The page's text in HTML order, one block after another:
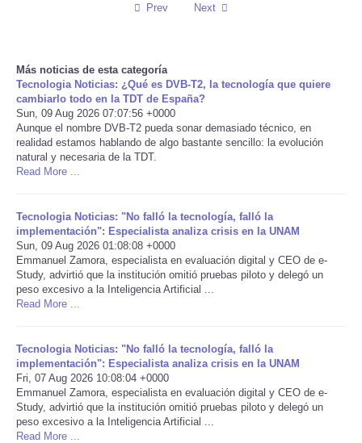
Sports
Technology
Travel
USA
World
NOTICIAS
Portada de Noticias
America Latina
Ciencia
Prev Next
Más noticias de esta categoría
Tecnologia Noticias: ¿Qué es DVB-T2, la tecnología que quiere
cambiarlo todo en la TDT de España?
Sun, 09 Aug 2026 07:07:56 +0000
Aunque el nombre DVB-T2 pueda sonar demasiado técnico, en
realidad estamos hablando de algo bastante sencillo: la evolución
natural y necesaria de la TDT.
Read More ...
Tecnologia Noticias: "No falló la tecnología, falló la
implementación": Especialista analiza crisis en la UNAM
Sun, 09 Aug 2026 01:08:08 +0000
Emmanuel Zamora, especialista en evaluación digital y CEO de e-
Study, advirtió que la institución omitió pruebas piloto y delegó un
peso excesivo a la Inteligencia Artificial ...
Read More ...
Tecnologia Noticias: "No falló la tecnología, falló la
implementación": Especialista analiza crisis en la UNAM
Fri, 07 Aug 2026 10:08:04 +0000
Emmanuel Zamora, especialista en evaluación digital y CEO de e-
Study, advirtió que la institución omitió pruebas piloto y delegó un
peso excesivo a la Inteligencia Artificial ...
Read More ...